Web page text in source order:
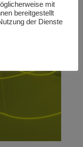
mit
bereitgestellt
der Dienste